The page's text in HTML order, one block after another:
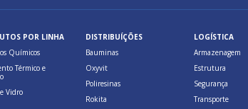
POR LINHA
Químicos
Térmico e
Vidro
DISTRIBUÍÇÕES
Bauminas
Oxyvit
Poliresinas
Rokita
LOGÍSTICA
Armazenagem
Estrutura
Segurança
Transporte